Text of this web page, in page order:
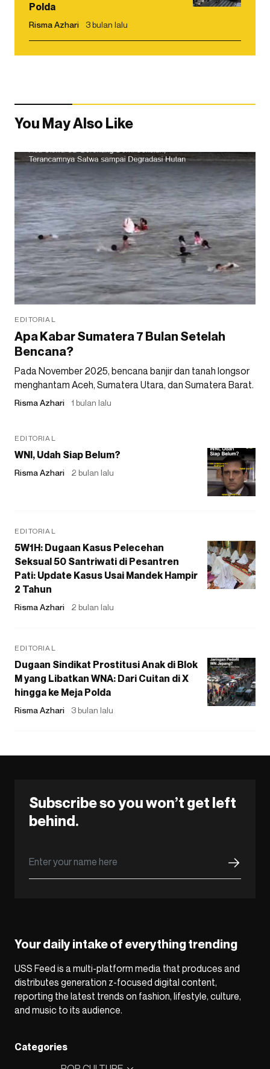
Polda
Risma Azhari 3 bulan lalu
You May Also Like
EDITORIAL
Apa Kabar Sumatera 7 Bulan Setelah
Bencana?
Pada November 2025, bencana banjir dan tanah longsor
menghantam Aceh, Sumatera Utara, dan Sumatera Barat.
Risma Azhari 1 bulan lalu
EDITORIAL
WNI, Udah Siap Belum?
Risma Azhari 2 bulan lalu
EDITORIAL
5W1H: Dugaan Kasus Pelecehan
Seksual 50 Santriwati di Pesantren
Pati: Update Kasus Usai Mandek Hampir
2 Tahun
Risma Azhari 2 bulan lalu
EDITORIAL
Dugaan Sindikat Prostitusi Anak di Blok
M yang Libatkan WNA: Dari Cuitan di X
hingga ke Meja Polda
Risma Azhari 3 bulan lalu
Subscribe so you won’t get left
behind.
Your daily intake of everything trending
USS Feed is a multi-platform media that produces and
distributes generation z-focused digital content,
reporting the latest trends on fashion, lifestyle, culture,
and music to its audience.
Categories